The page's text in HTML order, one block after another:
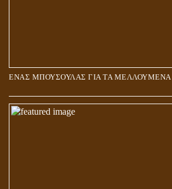
ΕΝΑΣ ΜΠΟΥΣΟΥΛΑΣ ΓΙΑ ΤΑ ΜΕΛΛΟΥΜΕΝΑ
Η ΕΠΑΦΗ ΜΕ ΤΟ ΠΝΕΥΜΑ